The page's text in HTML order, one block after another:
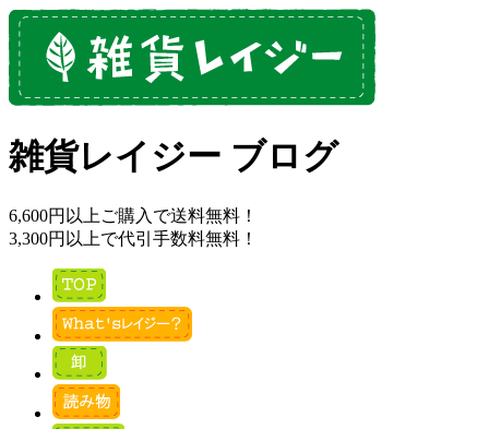
雑貨レイジー ブログ
6,600円以上ご購入で送料無料！
3,300円以上で代引手数料無料！